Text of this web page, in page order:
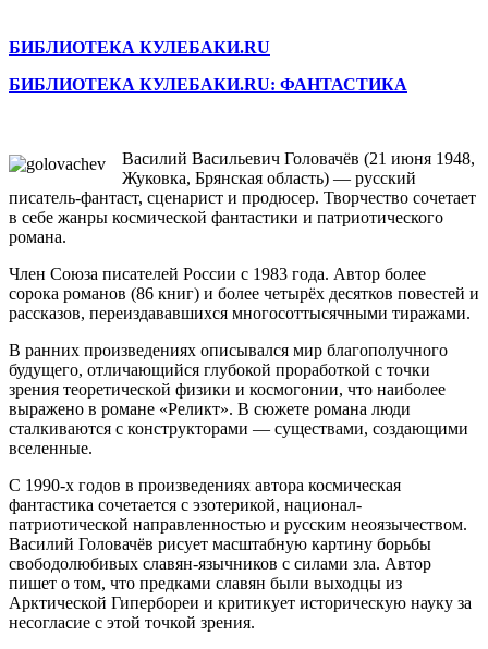
БИБЛИОТЕКА КУЛЕБАКИ.RU
БИБЛИОТЕКА КУЛЕБАКИ.RU: ФАНТАСТИКА
Василий Васильевич Головачёв (21 июня 1948,
Жуковка, Брянская область) — русский
писатель-фантаст, сценарист и продюсер. Творчество сочетает
в себе жанры космической фантастики и патриотического
романа.
Член Союза писателей России с 1983 года. Автор более
сорока романов (86 книг) и более четырёх десятков повестей и
рассказов, переиздававшихся многосоттысячными тиражами.
В ранних произведениях описывался мир благополучного
будущего, отличающийся глубокой проработкой с точки
зрения теоретической физики и космогонии, что наиболее
выражено в романе «Реликт». В сюжете романа люди
сталкиваются с конструкторами — существами, создающими
вселенные.
С 1990-х годов в произведениях автора космическая
фантастика сочетается с эзотерикой, национал-
патриотической направленностью и русским неоязычеством.
Василий Головачёв рисует масштабную картину борьбы
свободолюбивых славян-язычников с силами зла. Автор
пишет о том, что предками славян были выходцы из
Арктической Гипербореи и критикует историческую науку за
несогласие с этой точкой зрения.